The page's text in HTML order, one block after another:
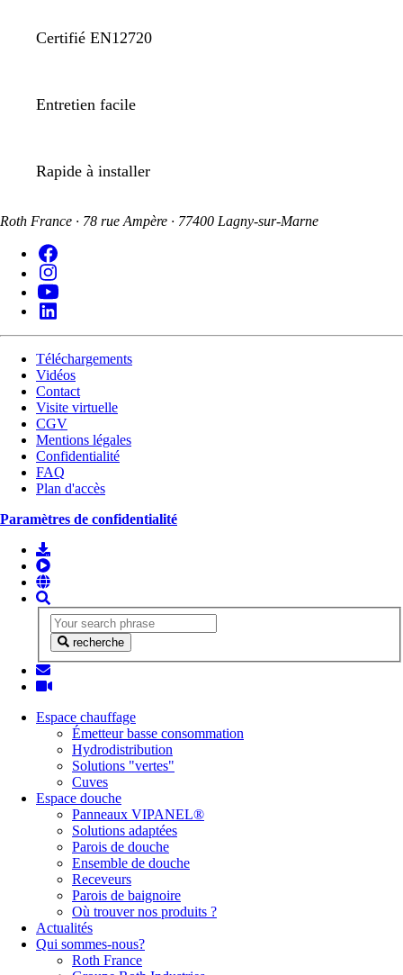
Certifié EN12720
Entretien facile
Rapide à installer
Roth France · 78 rue Ampère · 77400 Lagny-sur-Marne
Téléchargements
Vidéos
Contact
Visite virtuelle
CGV
Mentions légales
Confidentialité
FAQ
Plan d'accès
Paramètres de confidentialité
recherche
Espace chauffage
Émetteur basse consommation
Hydrodistribution
Solutions "vertes"
Cuves
Espace douche
Panneaux VIPANEL®
Solutions adaptées
Parois de douche
Ensemble de douche
Receveurs
Parois de baignoire
Où trouver nos produits ?
Actualités
Qui sommes-nous?
Roth France